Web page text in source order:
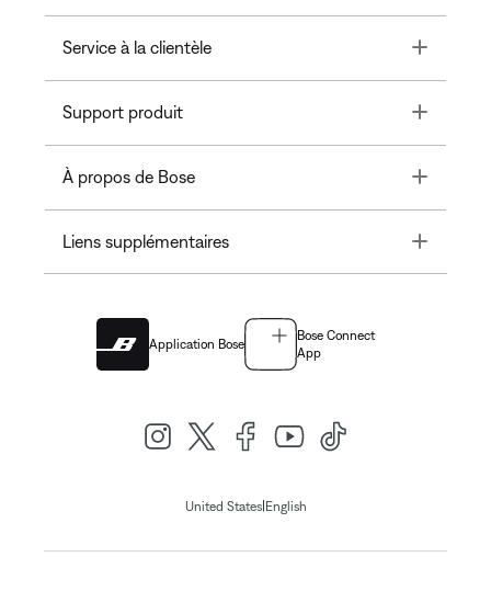
Service à la clientèle Toggle
Support produit Toggle
À propos de Bose Toggle
Liens supplémentaires Toggle
Application Bose
Bose Connect
App
United States| English